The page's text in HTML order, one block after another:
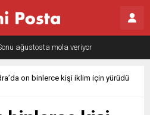
ağustosta mola veriyor
on binlerce kişi iklim için yürüdü